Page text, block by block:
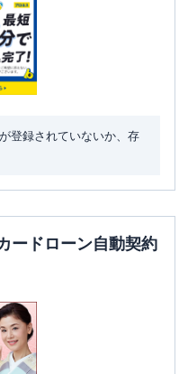
中山寺１－８－１４
行 逆瀬川出張所
15：00
24：00
中州１－１－１
登録されていないか、存
ードローン自動契約